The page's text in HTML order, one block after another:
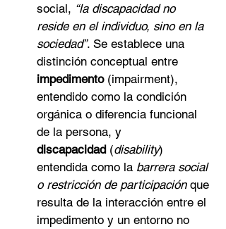
social, “la discapacidad no
reside en el individuo, sino en la
sociedad”. Se establece una
distinción conceptual entre
impedimento (impairment),
entendido como la condición
orgánica o diferencia funcional
de la persona, y
discapacidad (disability)
entendida como la barrera social
o restricción de participación que
resulta de la interacción entre el
impedimento y un entorno no